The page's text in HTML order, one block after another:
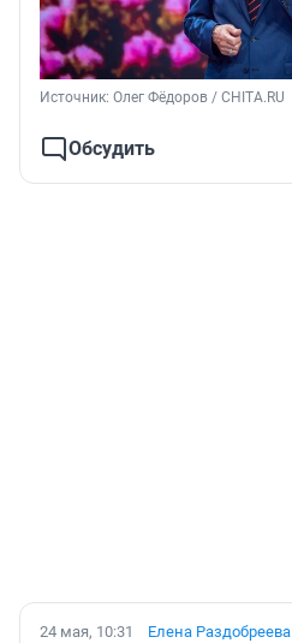
Источник: Олег Фёдоров / CHITA.RU
Обсудить
24 мая, 10:31 Елена Раздобреева